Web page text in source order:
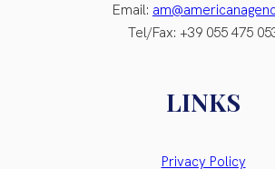
Email:
Tel/Fax: +39 055 475
LINKS
Privacy Policy